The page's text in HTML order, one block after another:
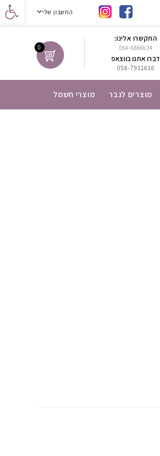
נגישות החשבון שלי
0
התקשרו אלינו:
054-6866634
דברו אתנו בווצאפ
058-7931616
מוצרים לגבר מוצרי חשמל